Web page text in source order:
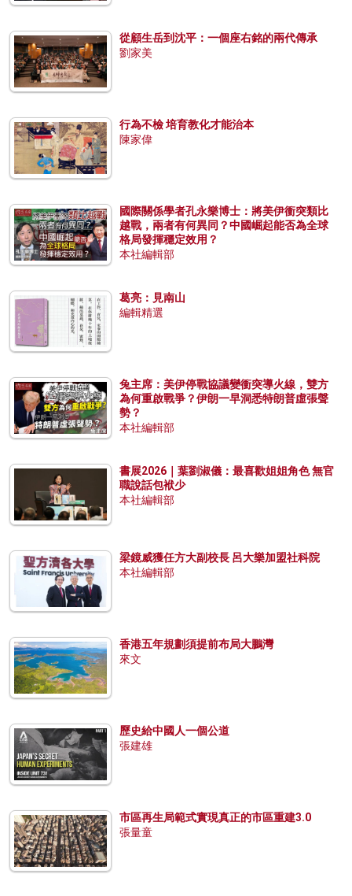
從顧生岳到沈平：一個座右銘的兩代傳承
劉家美
行為不檢 培育教化才能治本
陳家偉
國際關係學者孔永樂博士：將美伊衝突類比
越戰，兩者有何異同？中國崛起能否為全球
格局發揮穩定效用？
本社編輯部
葛亮：見南山
編輯精選
兔主席：美伊停戰協議變衝突導火線，雙方
為何重啟戰爭？伊朗一早洞悉特朗普虛張聲
勢？
本社編輯部
書展2026｜葉劉淑儀：最喜歡姐姐角色 無官
職說話包袱少
本社編輯部
梁鏡威獲任方大副校長 呂大樂加盟社科院
本社編輯部
香港五年規劃須提前布局大鵬灣
來文
歷史給中國人一個公道
張建雄
市區再生局範式實現真正的市區重建3.0
張量童